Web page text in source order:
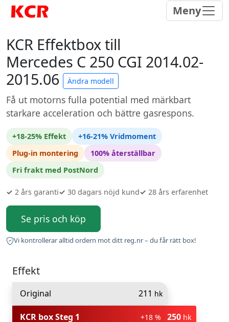
Meny
KCR Effektbox till
Mercedes C 250 CGI 2014.02-
2015.06
Ändra modell
Få ut motorns fulla potential med märkbart
starkare acceleration och bättre gasrespons.
+18-25% Effekt
+16-21% Vridmoment
Plug-in montering
100% återställbar
Fri frakt med PostNord
✓ 2 års garanti✓ 30 dagars nöjd kund✓ 28 års erfarenhet
Se pris och köp
Vi kontrollerar alltid ordern mot ditt reg.nr – du får rätt box!
Effekt
Original 211 hk
KCR box Steg 1 +18 % 250 hk